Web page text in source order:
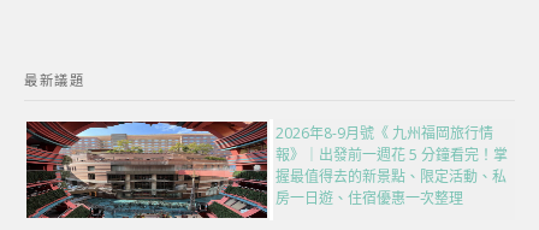
最新議題
2026年8-9月號《 九州福岡旅行情
報》｜出發前一週花 5 分鐘看完！掌
握最值得去的新景點、限定活動、私
房一日遊、住宿優惠一次整理